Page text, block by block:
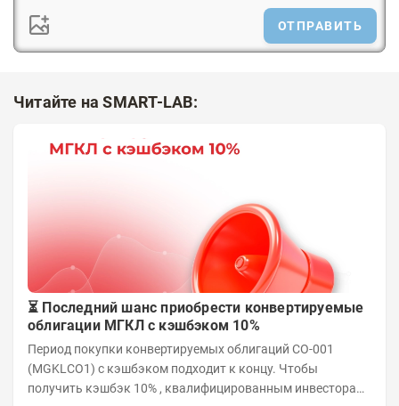
ОТПРАВИТЬ
Читайте на SMART-LAB:
⏳ Последний шанс приобрести конвертируемые
облигации МГКЛ с кэшбэком 10%
Период покупки конвертируемых облигаций СО-001
(MGKLCO1) с кэшбэком подходит к концу. Чтобы
получить кэшбэк 10% , квалифицированным инвесторам